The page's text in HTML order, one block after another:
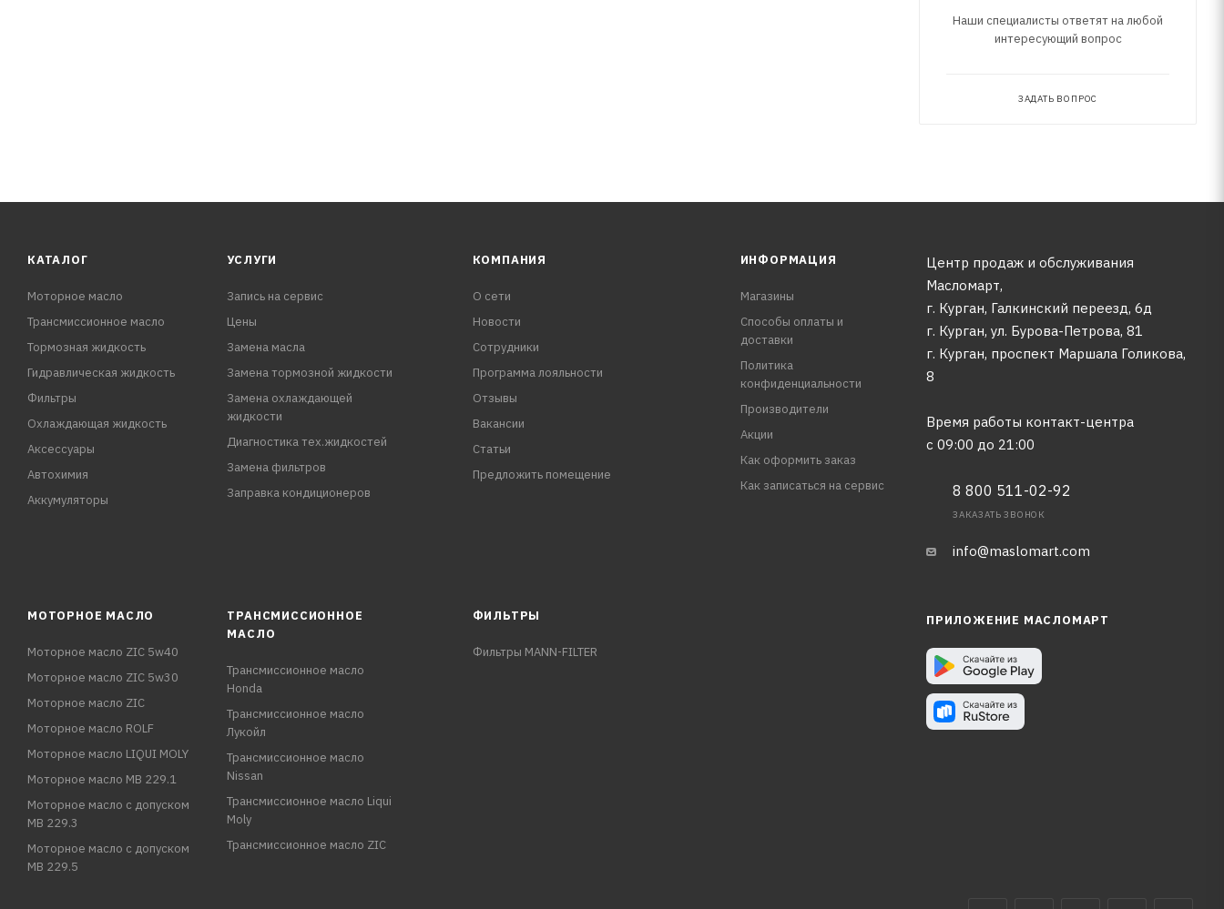
Наши специалисты ответят на любой
интересующий вопрос
ЗАДАТЬ ВОПРОС
КАТАЛОГ
Моторное масло
Трансмиссионное масло
Тормозная жидкость
Гидравлическая жидкость
Фильтры
Охлаждающая жидкость
Аксессуары
Автохимия
Аккумуляторы
УСЛУГИ
Запись на сервис
Цены
Замена масла
Замена тормозной жидкости
Замена охлаждающей
жидкости
Диагностика тех.жидкостей
Замена фильтров
Заправка кондиционеров
КОМПАНИЯ
О сети
Новости
Сотрудники
Программа лояльности
Отзывы
Вакансии
Статьи
Предложить помещение
ИНФОРМАЦИЯ
Магазины
Способы оплаты и
доставки
Политика
конфиденциальности
Производители
Акции
Как оформить заказ
Как записаться на сервис
Центр продаж и обслуживания
Масломарт,
г. Курган, Галкинский переезд, 6д
г. Курган, ул. Бурова-Петрова, 81
г. Курган, проспект Маршала Голикова,
8
Время работы контакт-центра
с 09:00 до 21:00
8 800 511-02-92
ЗАКАЗАТЬ ЗВОНОК
info@maslomart.com
МОТОРНОЕ МАСЛО
Моторное масло ZIC 5w40
Моторное масло ZIC 5w30
Моторное масло ZIC
Моторное масло ROLF
Моторное масло LIQUI MOLY
Моторное масло MB 229.1
Моторное масло с допуском
MB 229.3
Моторное масло с допуском
MB 229.5
ТРАНСМИССИОННОЕ
МАСЛО
Трансмиссионное масло
Honda
Трансмиссионное масло
Лукойл
Трансмиссионное масло
Nissan
Трансмиссионное масло Liqui
Moly
Трансмиссионное масло ZIC
ФИЛЬТРЫ
Фильтры MANN-FILTER
ПРИЛОЖЕНИЕ МАСЛОМАРТ